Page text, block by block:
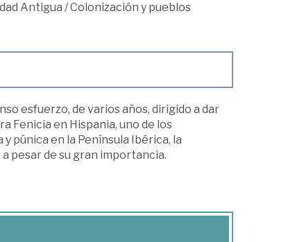
Antigua /Colonización y pueblos
esfuerzo, de varios años, dirigido a dar
Fenicia en Hispania, uno de los
púnica en la Península Ibérica, la
pesar de su gran importancia.